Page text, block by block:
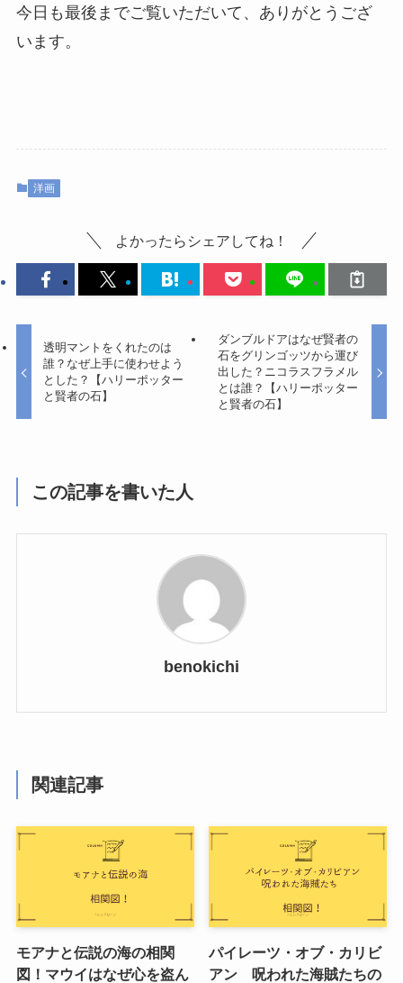
今日も最後までご覧いただいて、ありがとうござ
います。
洋画
よかったらシェアしてね！
透明マントをくれたのは
誰？なぜ上手に使わせよう
とした？【ハリーポッター
と賢者の石】
ダンブルドアはなぜ賢者の
石をグリンゴッツから運び
出した？ニコラスフラメル
とは誰？【ハリーポッター
と賢者の石】
この記事を書いた人
benokichi
関連記事
モアナと伝説の海の相関
図！マウイはなぜ心を盗ん
パイレーツ・オブ・カリビ
アン 呪われた海賊たちの